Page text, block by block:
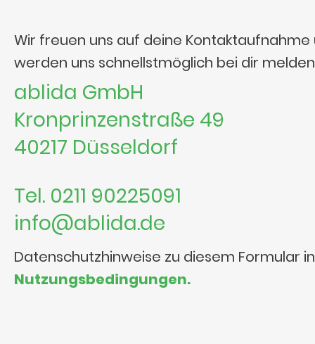
Wir freuen uns auf deine Kontaktaufnahme
werden uns schnellstmöglich bei dir
ablida GmbH
Kronprinzenstraße 49
40217 Düsseldorf
Tel. 0211 90225091
info@ablida.de
Datenschutzhinweise zu diesem Formular
Nutzungsbedingungen.